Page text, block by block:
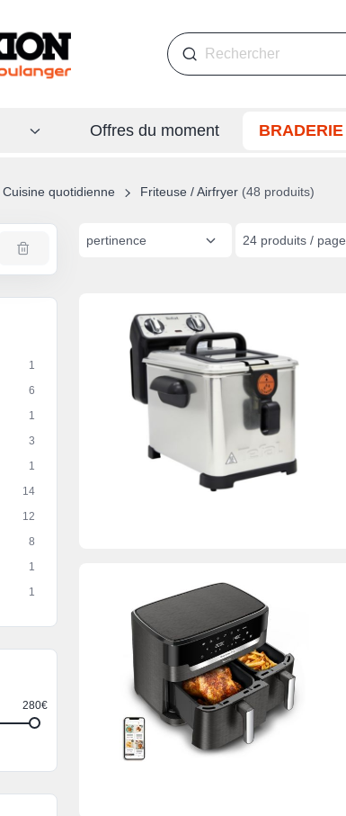
Offres du moment BRADERIE
Cuisine quotidienne Friteuse / Airfryer(48 produits)
1
6
1
3
1
14
12
8
1
1
280€
pertinence 24 produits / page